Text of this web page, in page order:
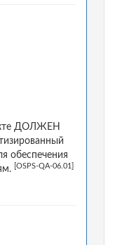
ДОЛЖЕН
обеспечения
[OSPS-QA-06.01]